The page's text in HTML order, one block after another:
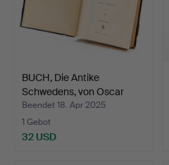
BUCH, Die Antike
Schwedens, von Oscar
Mont…
Beendet 18. Apr 2025
1 Gebot
32 USD